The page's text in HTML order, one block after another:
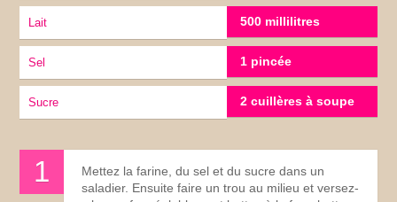
lait 500 millilitres
sel 1 pincée
Sucre 2 cuillères à soupe
Mettez la farine, du sel et du sucre dans un
saladier. Ensuite faire un trou au milieu et versez-